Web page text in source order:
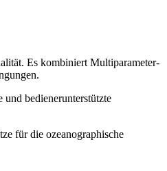
Es kombiniert Multiparameter-
bedienerunterstützte
für die ozeanographische